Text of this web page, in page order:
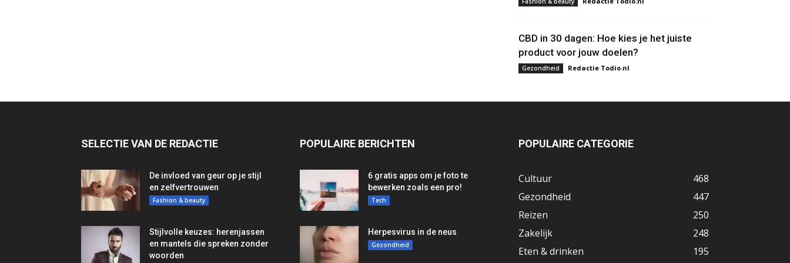
CBD in 30 dagen: Hoe kies je het juiste
product voor jouw doelen?
Gezondheid Redactie Todio.nl
SELECTIE VAN DE REDACTIE
De invloed van geur op je stijl
en zelfvertrouwen
Fashion & beauty
Stijlvolle keuzes: herenjassen
en mantels die spreken zonder
woorden
POPULAIRE BERICHTEN
6 gratis apps om je foto te
bewerken zoals een pro!
Tech
Herpesvirus in de neus
Gezondheid
POPULAIRE CATEGORIE
Cultuur
468
Gezondheid
447
Reizen
250
Zakelijk
248
Eten & drinken
195